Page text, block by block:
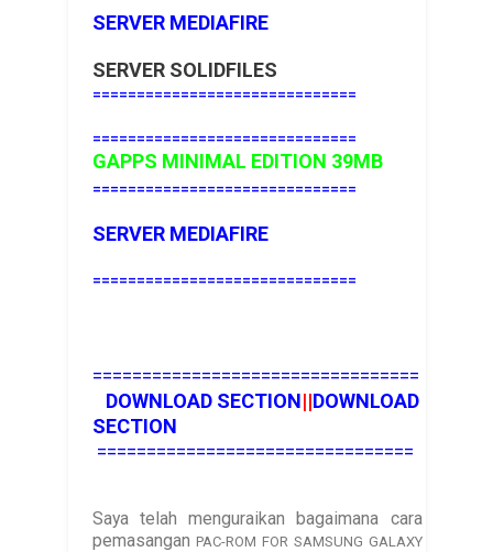
SERVER MEDIAFIRE
SERVER SOLIDFILES
==============================
==============================
GAPPS MINIMAL EDITION 39MB
==============================
SERVER MEDIAFIRE
==============================
=================================
DOWNLOAD SECTION||DOWNLOAD
SECTION
================================
Saya telah menguraikan bagaimana cara
pemasanganPAC-ROM FOR SAMSUNG GALAXY